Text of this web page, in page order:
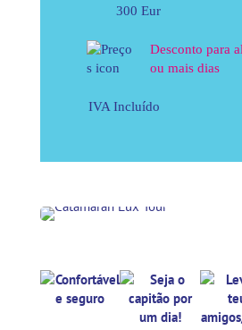
300 Eur
Desconto para
ou mais dias
IVA Incluído